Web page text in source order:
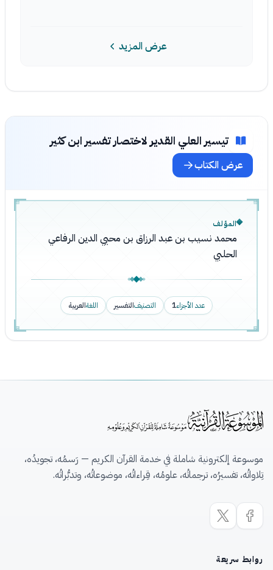
عرض المزيد
تيسير العلي القدير لاختصار تفسير ابن كثير
عرض الكتاب
المؤلف
محمد نسيب بن عبد الرزاق بن محيي الدين الرفاعي
الحلبي
عدد الأجزاء1 التصنيفالتفسير اللغةالعربية
موسوعة إلكترونية شاملة في خدمة القرآن الكريم — رَسمُه، تجويدُه،
تِلاواتُه، تفسيرُه، ترجماتُه، علومُه، قِراءاتُه، موضوعاتُه، وتدبُّراتُه.
روابط سريعة